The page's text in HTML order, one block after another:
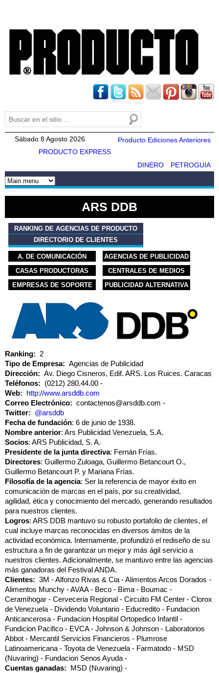
Formulario de búsqueda
Buscar
Sábado 8 Agosto 2026
Producto Ediciones Anteriores
PRODUCTO EXPRESS
PETROGUIA
DINERO
ARS DDB
RANKING DE AGENCIAS DE PRODUCTO
DIRECTORIO DE CLIENTES
A. DE COMUNICACIÓN
AGENCIAS DE PUBLICIDAD
CASAS PRODUCTORAS
CENTRALES DE MEDIOS
EMPRESAS DE SOPORTE
PUBLICIDAD ALTERNATIVA
Ranking: 2
Tipo de Empresa: Agencias de Publicidad
Dirección: Av. Diego Cisneros, Edif. ARS. Los Ruices. Caracas
Teléfonos: (0212) 280.44.00
Web: http://www.arsddb.com
Correo Electrónico: contactenos@arsddb.com
Twitter: @arsddb
Fecha de fundación: 6 de junio de 1938.
Nombre anterior: Ars Publicidad Venezuela, S.A.
Socios: ARS Publicidad, S. A.
Presidente de la junta directiva: Fernán Frías.
Directores: Guillermo Zuloaga, Guillermo Betancourt O.,
Guillermo Betancourt P. y Mariana Frías.
Filosofía de la agencia: Ser la referencia de mayor éxito en
comunicación de marcas en el país, por su creatividad,
agilidad, ética y conocimiento del mercado, generando resultados
para nuestros clientes.
Logros: ARS DDB mantuvo su robusto portafolio de clientes, el
cual incluye marcas reconocidas en diversos ámitos de la
actividad económica. Internamente, profundizó el rediseño de su
estructura a fin de garantizar un mejor y más ágil servicio a
nuestros clientes. Adicionalmente, se mantuvo entre las agencias
más ganadoras del Festival ANDA.
Clientes: 3M Alfonzo Rivas & Cia
Alimentos Arcos Dorados
Alimentos Munchy
AVAA Beco Bima
Boumac
Ceramihogar
Cerveceria Regional Circuito FM Center
Clorox
de Venezuela
Dividendo Voluntario Educredito
Fundacion
Anticancerosa
Fundacion Hospital Ortopedico Infantil
Fundicion Pacifico
EVCA Johnson & Johnson
Laboratorios
Abbot
Mercantil Servicios Financieros
Plumrose
Latinoamericana
Toyota de Venezuela Farmatodo
MSD
(Nuvaring)
Fundacion Senos Ayuda
Cuentas ganadas: MSD (Nuvaring)